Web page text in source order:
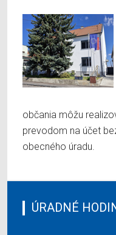
občania môžu
prevodom na účet
obecného úradu.
ÚRADNÉ